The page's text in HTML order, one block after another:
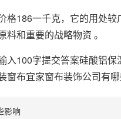
186一千克，它的用处较
和重要的战略物资 。
100字提交答案硅酸铝保
窗布宜家窗布装饰公司有
影响